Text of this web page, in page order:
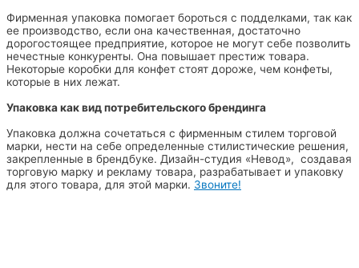
Фирменная упаковка помогает бороться с подделками, так как
ее производство, если она качественная, достаточно
дорогостоящее предприятие, которое не могут себе позволить
нечестные конкуренты. Она повышает престиж товара.
Некоторые коробки для конфет стоят дороже, чем конфеты,
которые в них лежат.
Упаковка как вид потребительского брендинга
Упаковка должна сочетаться с фирменным стилем торговой
марки, нести на себе определенные стилистические решения,
закрепленные в брендбуке. Дизайн-студия «Невод», создавая
торговую марку и рекламу товара, разрабатывает и упаковку
для этого товара, для этой марки. Звоните!